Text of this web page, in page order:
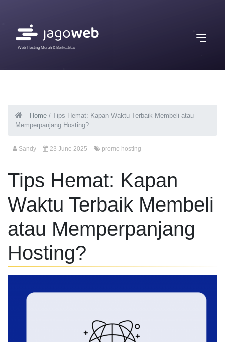
Web Hosting Murah & Berkualitas
Home / Tips Hemat: Kapan Waktu Terbaik Membeli atau
Memperpanjang Hosting?
Sandy 23 June 2025 promo hosting
Tips Hemat: Kapan
Waktu Terbaik Membeli
atau Memperpanjang
Hosting?